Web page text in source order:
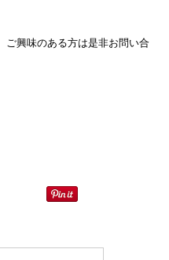
ご興味のある方は是非お問い合